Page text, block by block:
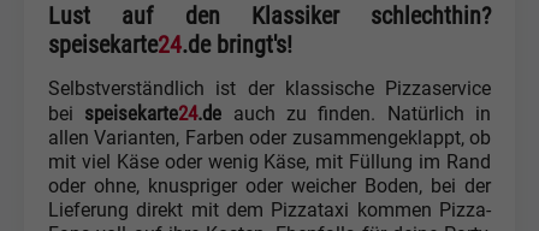
Lust auf den Klassiker schlechthin?
speisekarte24.de bringt's!
Selbstverständlich ist der klassische Pizzaservice
bei speisekarte24.de auch zu finden. Natürlich in
allen Varianten, Farben oder zusammengeklappt, ob
mit viel Käse oder wenig Käse, mit Füllung im Rand
oder ohne, knuspriger oder weicher Boden, bei der
Lieferung direkt mit dem Pizzataxi kommen Pizza-